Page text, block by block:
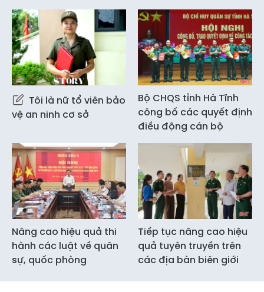
Tôi là nữ tổ viên bảo
vệ an ninh cơ sở
Bộ CHQS tỉnh Hà Tĩnh
công bố các quyết định
điều động cán bộ
Nâng cao hiệu quả thi
hành các luật về quân
sự, quốc phòng
Tiếp tục nâng cao hiệu
quả tuyên truyền trên
các địa bàn biên giới